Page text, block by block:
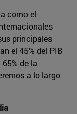
como el
principales
el 45% del PIB
de la
a lo largo